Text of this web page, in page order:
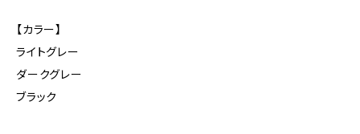
【カラー】
ライトグレー
ダークグレー
ブラック